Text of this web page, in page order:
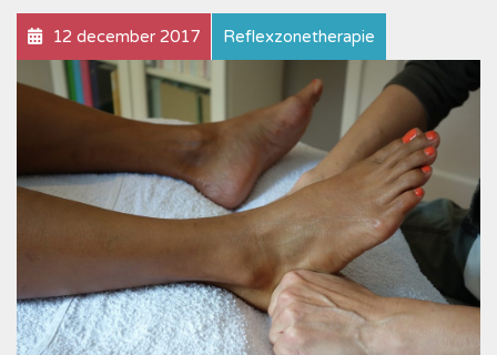
12 december 2017 Reflexzonetherapie